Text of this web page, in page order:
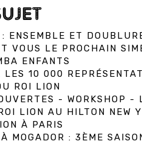
ENSEMBLE ET
VOUS LE PROCHAIN
ENFANTS
10 000
ROI LION
- WORKSHOP -
LION AU HILTON NEW
À PARIS
MOGADOR : 3ÈME